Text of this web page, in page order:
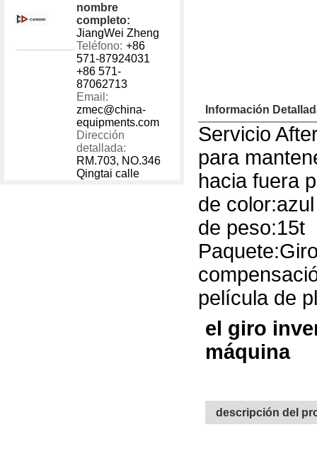
nombre
completo:
JiangWei Zheng
Teléfono: +86
571-87924031
+86 571-
87062713
Email:
zmec@china-
equipments.com
Dirección
detallada:
RM.703, NO.346
Qingtai calle
Información
Servicio
para
hacia fuera
de
de peso:15t
película de
el giro
máquina
descripción del